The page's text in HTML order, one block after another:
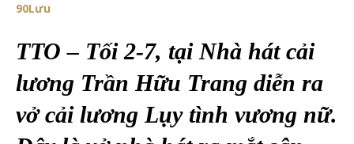
90Lưu
TTO – Tối 2-7, tại Nhà hát cải
lương Trần Hữu Trang diễn ra
vở cải lương Lụy tình vương nữ.